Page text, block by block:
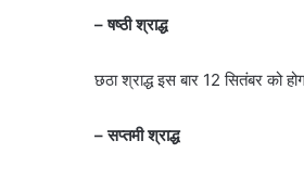
– षष्ठी श्राद्ध
छठा श्राद्ध इस बार 12 सितंबर को
– सप्तमी श्राद्ध